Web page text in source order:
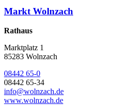
Markt Wolnzach
Rathaus
Marktplatz 1
85283 Wolnzach
08442 65-0
08442 65-34
info@wolnzach.de
www.wolnzach.de